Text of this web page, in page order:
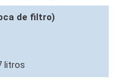
de filtro)
litros